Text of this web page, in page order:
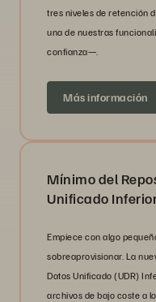
tres niveles de retención
una de nuestras
confianza—.
Más información
Mínimo del
Unificado
Empiece con algo
sobreaprovisionar. La
Datos Unificado (UDR)
archivos de bajo coste a